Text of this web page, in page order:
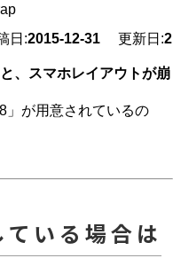
日:2015-12-31 更新日:2
、スマホレイアウトが崩
」が用意されているの
いる場合は